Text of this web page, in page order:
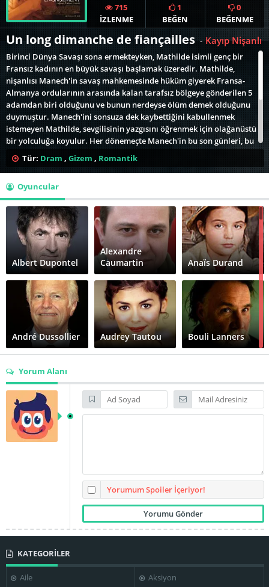
715
İZLENME
1
BEĞEN
0
BEĞENME
Un long dimanche de fiançailles - Kayıp Nişanlı
Birinci Dünya Savaşı sona ermekteyken, Mathilde isimli genç bir
Fransız kadının en büyük savaşı başlamak üzeredir. Mathilde,
nişanlısı Manech'in savaş mahkemesinde hüküm giyerek Fransa-
Almanya ordularının arasında kalan tarafsız bölgeye gönderilen 5
adamdan biri olduğunu ve bunun nerdeyse ölüm demek olduğunu
duymuştur. Manech'ini sonsuza dek kaybettiğini kabullenmek
istemeyen Mathilde, sevgilisinin yazgısını öğrenmek için olağanüstü
bir yolculuğa koyulur. Her dönemeçte Manech'in bu son günleri, bu
son anları nasıl geçirdiğine dair farklı yorumlar duyar. Yine de asla
yılmaz... İnatla sürdürdüğü neşeli tavırları ve umudunun
güçlendirdiği şaşmaz inançla, soruşturmasını sonuna dek
götürürken kendisine yardım edenleri ikna, etmeyenleri de gözardı
eder. 5 talihsiz asker ve aldıkları vahşet dolu ceza hakkındaki
gerçeğe yaklaşırken, savaşın dehşetine ve hayatlarını etkilediği
insanlarda bıraktığı izlere de yakından tanık olur...
Tür: Dram , Gizem , Romantik
Oyuncular
Albert Dupontel
Alexandre
Caumartin
Anaïs Durand
André Dussollier Audrey Tautou Bouli Lanners
Chantal
Neuwirth
Christian Pereira Clovis Cornillac
Dominique
Bettenfeld
Dominique
Pinon
Elina Löwensohn
Yorum Alanı
Yorumum Spoiler İçeriyor!
KATEGORİLER
Aile
Aksiyon